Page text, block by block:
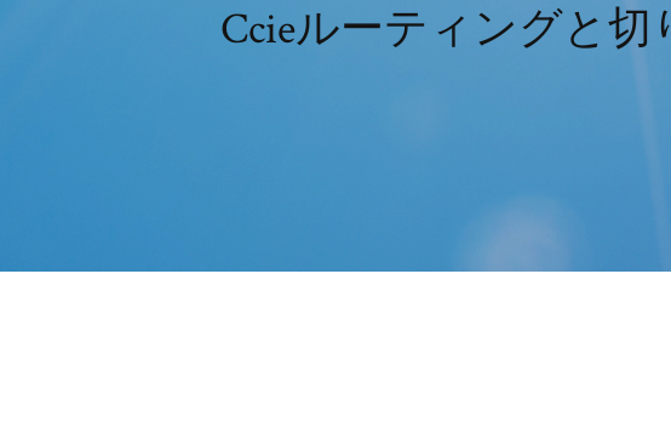
Ccieルーティングと